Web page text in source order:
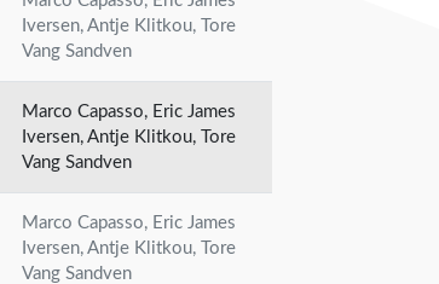
Iversen, Antje Klitkou, Tore
Vang Sandven
Marco Capasso, Eric James
Iversen, Antje Klitkou, Tore
Vang Sandven
Marco Capasso, Eric James
Iversen, Antje Klitkou, Tore
Vang Sandven